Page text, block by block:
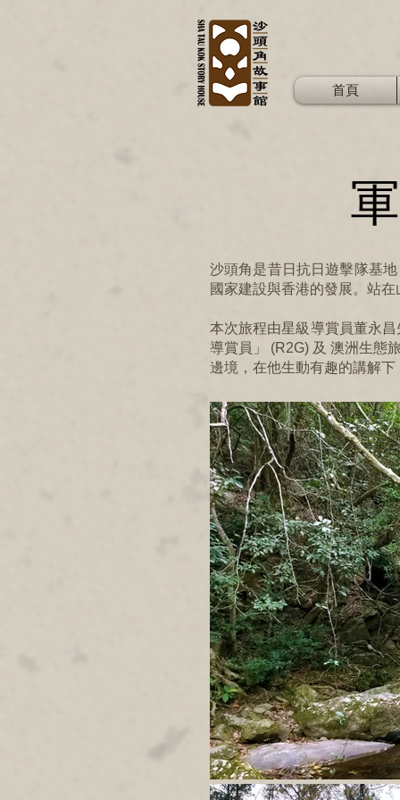
首頁
沙頭角是昔日抗日遊擊隊基
國家建設與香港的發展。站
本次旅程由星級導賞員董永
導賞員」 (R2G) 及 澳洲生態
邊境，在他生動有趣的講解